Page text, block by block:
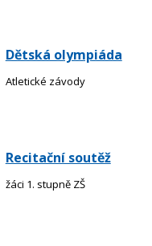
Dětská olympiáda
Atletické závody
Recitační soutěž
žáci 1. stupně ZŠ